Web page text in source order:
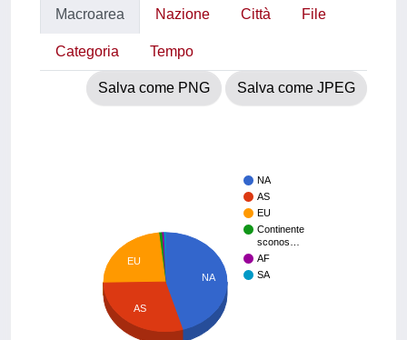
Macroarea Nazione Città File
Categoria Tempo
Salva come PNG Salva come JPEG
NA
AS
EU
Continente
sconos…
AF
SA
NA
EU
AS